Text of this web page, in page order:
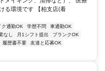
る環境です 【柏支店(看
ク通勤OK 学歴不問
車通勤OK
なし 月1シフト提出
ブランクOK
履歴書不要
友達と応募OK